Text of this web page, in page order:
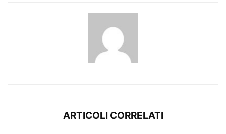
ARTICOLI CORRELATI